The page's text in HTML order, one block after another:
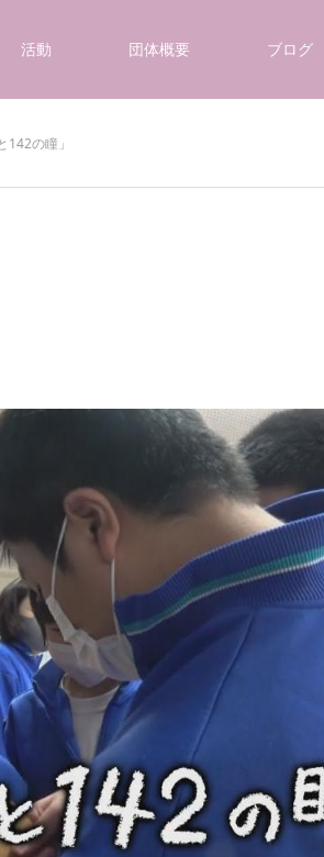
活動 団体概要 ブログ
142の瞳」